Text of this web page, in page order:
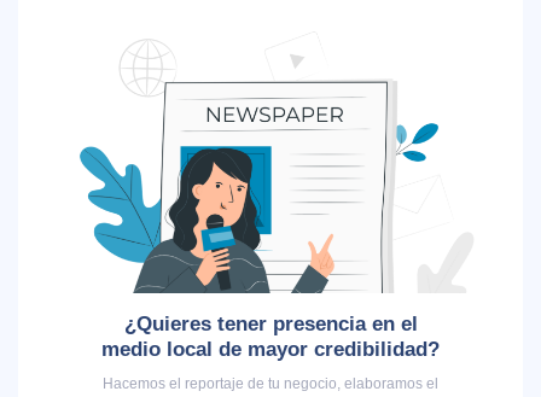
¿Quieres tener presencia en el
medio local de mayor credibilidad?
Hacemos el reportaje de tu negocio, elaboramos el